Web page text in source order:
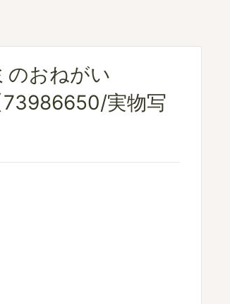
のおねがい
実物写